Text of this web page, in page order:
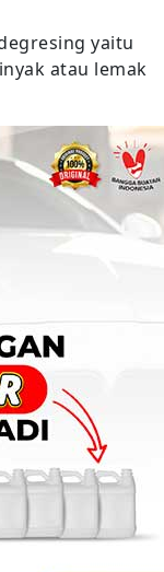
yaitu
atau lemak